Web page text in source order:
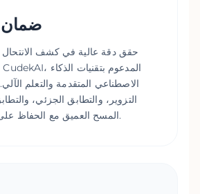
ضمان
حقق دقة عالية في كشف
الاصطناعي المتقدمة والتعلم
التزوير، والتطابق الجزئي،
المسح العميق مع الحفاظ على أصالة المحتوى.